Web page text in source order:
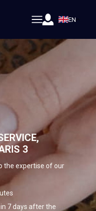
EN
3
the expertise of our
7 days after the